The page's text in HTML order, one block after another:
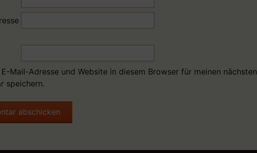
E-Mail-Adresse und Website in diesem Browser für meinen nächsten
speichern.